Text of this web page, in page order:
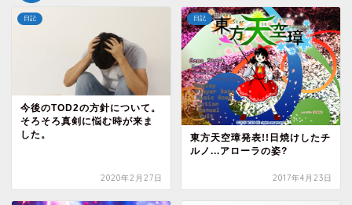
日記
今後のTOD2の方針について。
そろそろ真剣に悩む時が来ま
した。
2020年2月27日
日記
東方天空璋発表!!日焼けしたチ
ルノ...アローラの姿?
2017年4月23日